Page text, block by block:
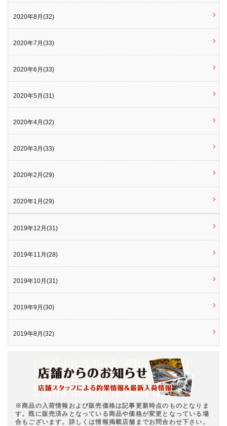
2020年8月(32)
2020年7月(33)
2020年6月(33)
2020年5月(31)
2020年4月(32)
2020年3月(33)
2020年2月(29)
2020年1月(29)
2019年12月(31)
2019年11月(28)
2019年10月(31)
2019年9月(30)
2019年8月(32)
※商品の入荷情報および販売価格は記事更新時点のものとなりま
す。既に販売済みとなっている商品や価格が変更となっている場
合もございます。詳しくは情報掲載店舗までお問合わせ下さい。